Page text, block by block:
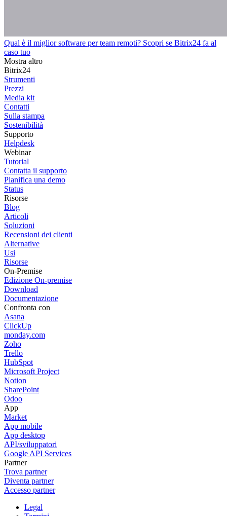
Qual è il miglior software per team remoti? Scopri se Bitrix24 fa al
caso tuo
Mostra altro
Bitrix24
Strumenti
Prezzi
Media kit
Contatti
Sulla stampa
Sostenibilità
Supporto
Helpdesk
Webinar
Tutorial
Contatta il supporto
Pianifica una demo
Status
Risorse
Blog
Articoli
Soluzioni
Recensioni dei clienti
Alternative
Usi
Risorse
On-Premise
Edizione On-premise
Download
Documentazione
Confronta con
Asana
ClickUp
monday.com
Zoho
Trello
HubSpot
Microsoft Project
Notion
SharePoint
Odoo
App
Market
App mobile
App desktop
API/sviluppatori
Google API Services
Partner
Trova partner
Diventa partner
Accesso partner
Legal